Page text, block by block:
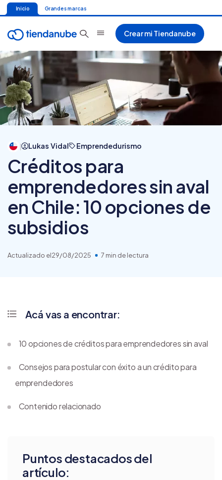
Inicio Grandes marcas
Crear mi Tiendanube
| Lukas Vidal Emprendedurismo
Créditos para
emprendedores sin aval
en Chile: 10 opciones de
subsidios
Actualizado el29/08/2025 7 min de lectura
Puntos destacados del
artículo:
Acá vas a encontrar:
10 opciones de créditos para emprendedores sin aval
Consejos para postular con éxito a un crédito para
emprendedores
Contenido relacionado